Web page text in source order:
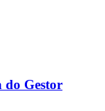
do Gestor